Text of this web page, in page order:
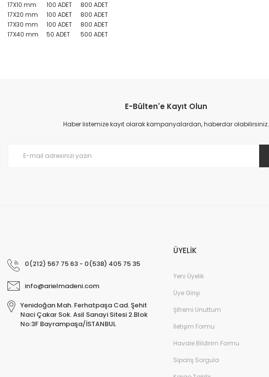
17X10 mm
100 ADET
800 ADET
17X20 mm
100 ADET
800 ADET
17X30 mm
100 ADET
800 ADET
17X40 mm
50 ADET 500 ADET
Ürün resmi kalitesiz, bozuk veya görüntülenemiyor.
Ürün açıklamasında eksik bilgiler bulunuyor.
E-Bülten'e Kayıt Olun
Haber listemize kayıt olarak kampanyalardan, haberdar olabilirsiniz.
0(212) 567 75 63 - 0(538) 405 75 35
info@arielmadeni.com
Yenidoğan Mah. Ferhatpaşa Cad. Şehit
Naci Çakar Sok. Asil Sanayi Sitesi 2.Blok
No:3F Bayrampaşa/İSTANBUL
ÜYELİK
Yeni Üyelik
Üye Girişi
Şifremi Unuttum
İletişim Formu
Havale Bildirim Formu
Sipariş Sorgula